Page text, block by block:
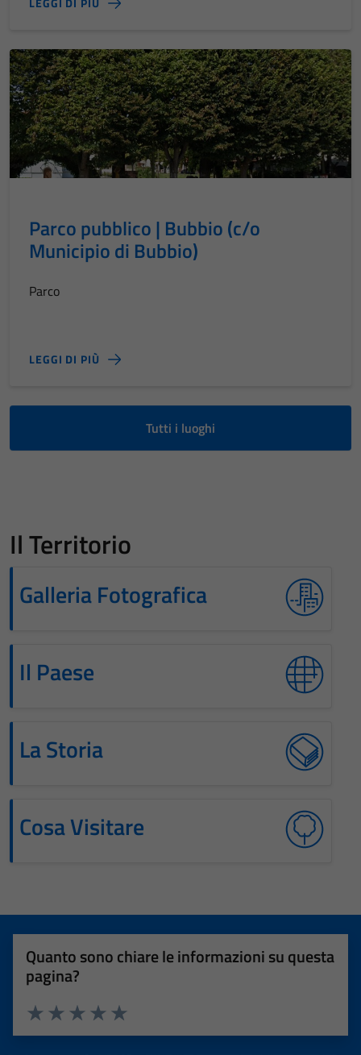
Parco pubblico | Bubbio (c/o
Municipio di Bubbio)
Parco
LEGGI DI PIÙ
Tutti i luoghi
Il Territorio
Galleria Fotografica
Il Paese
La Storia
Cosa Visitare
Quanto sono chiare le informazioni su questa
pagina?
Valuta 5 stelle su 5
Valuta 4 stelle su 5
Valuta 3 stelle su 5
Valuta 2 stelle su 5
Valuta 1 stelle su 5